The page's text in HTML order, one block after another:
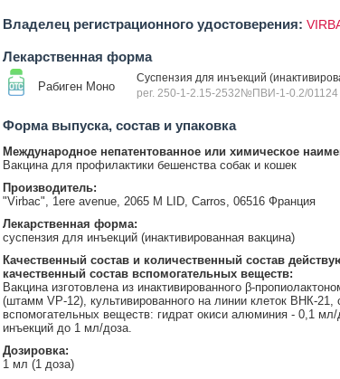
Владелец регистрационного удостоверения:
Лекарственная форма
Рабиген Моно
Суспензия для инъекций
рег. 250-1-2.15-2532№ПВИ-1-0.2/01124
Форма выпуска, состав и упаковка
Международное непатентованное или химическое
Вакцина для профилактики бешенства собак и кошек
Производитель:
"Virbac", 1ere avenue, 2065 M LID, Carros, 06516 Франция
Лекарственная форма:
суспензия для инъекций (инактивированная вакцина)
Качественный состав и количественный состав
качественный состав вспомогательных веществ:
Вакцина изготовлена из инактивированного β-
(штамм VР-12), культивированного на линии клеток ВНК-21,
вспомогательных веществ: гидрат окиси алюминия - 0,1
инъекций до 1 мл/доза.
Дозировка:
1 мл (1 доза)